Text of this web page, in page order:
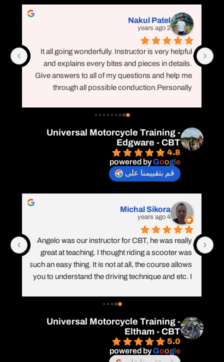
Nakul Patel
2 years ago
It all going wonderfully. Instructor is very helpful
and explains every bites and pieces in details.
Give answers to all of my questions and help me
through all possible conduction.Personally
center to those who also can’t speak English I talk
languages courses also available so fill free to
contact this training centre.Thanks
Universal Motorcycle Training -
Edgware - CBT
4.8
powered byGoogle
قم بتقييمنا على
Michal Sikora
4 years ago
Angelo was our instructor for CBT, he was really
great at teaching. I thought riding a scooter was
such an easy thing. It is not at all, the course allows
you to understand the driving technique and etc. I
Universal Motorcycle Training -
Eltham - CBT
5.0
powered byGoogle